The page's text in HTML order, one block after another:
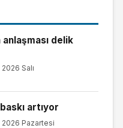
delik
Salı
artıyor
2026 Pazartesi